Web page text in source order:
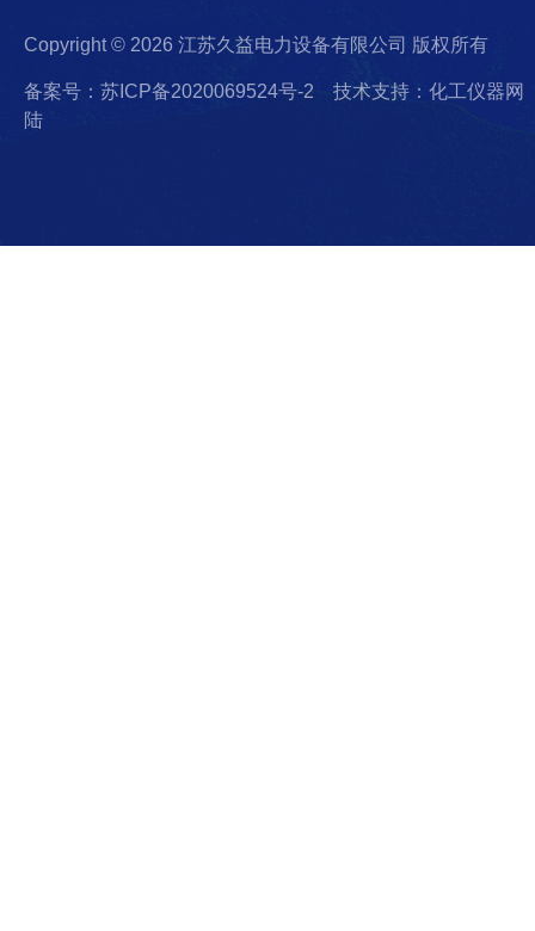
Copyright © 2026 江苏久益电力设备有限公司 版权所有
备案号：苏ICP备2020069524号-2
技术支持：化工仪器网
陆